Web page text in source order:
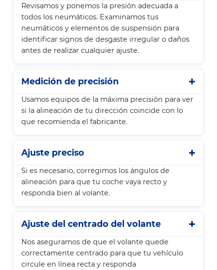
Revisamos y ponemos la presión adecuada a
todos los neumáticos. Examinamos tus
neumáticos y elementos de suspensión para
identificar signos de desgaste irregular o daños
antes de realizar cualquier ajuste.
Medición de precisión
Usamos equipos de la máxima precisión para ver
si la alineación de tu dirección coincide con lo
que recomienda el fabricante.
Ajuste preciso
Si es necesario, corregimos los ángulos de
alineación para que tu coche vaya recto y
responda bien al volante.
Ajuste del centrado del volante
Nos aseguramos de que el volante quede
correctamente centrado para que tu vehículo
circule en línea recta y responda